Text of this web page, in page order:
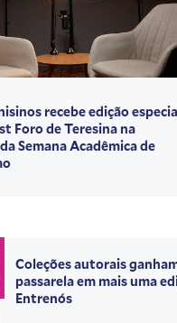
recebe edição
Foro de Teresina na
Semana Acadêmica de
Coleções autorais
passarela em mais uma
Entrenós